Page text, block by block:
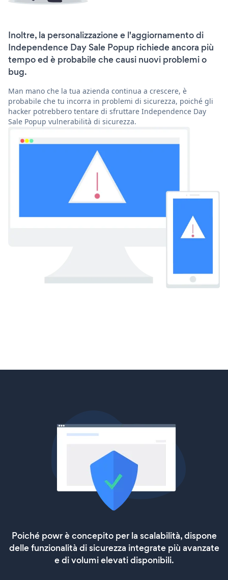
Inoltre, la personalizzazione e l'aggiornamento di
Independence Day Sale Popup richiede ancora più
tempo ed è probabile che causi nuovi problemi o
bug.
Man mano che la tua azienda continua a crescere, è
probabile che tu incorra in problemi di sicurezza, poiché gli
hacker potrebbero tentare di sfruttare Independence Day
Sale Popup vulnerabilità di sicurezza.
Poiché powr è concepito per la scalabilità, dispone
delle funzionalità di sicurezza integrate più avanzate
e di volumi elevati disponibili.